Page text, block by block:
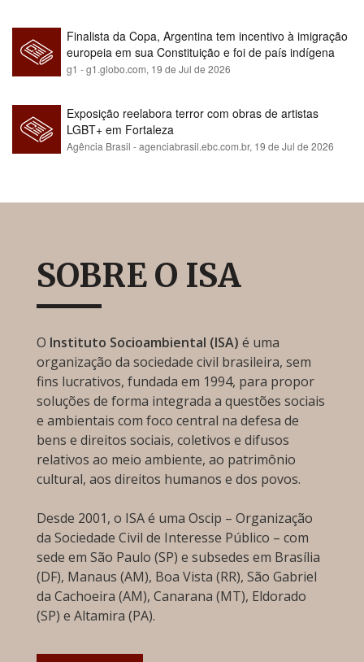
Finalista da Copa, Argentina tem incentivo à imigração
europeia em sua Constituição e foi de país indígena
para maioria branca
g1 - g1.globo.com, 19 de Jul de 2026
Exposição reelabora terror com obras de artistas
LGBT+ em Fortaleza
Agência Brasil - agenciabrasil.ebc.com.br, 19 de Jul de 2026
SOBRE O ISA
O Instituto Socioambiental (ISA) é uma
organização da sociedade civil brasileira, sem
fins lucrativos, fundada em 1994, para propor
soluções de forma integrada a questões sociais
e ambientais com foco central na defesa de
bens e direitos sociais, coletivos e difusos
relativos ao meio ambiente, ao patrimônio
cultural, aos direitos humanos e dos povos.
Desde 2001, o ISA é uma Oscip – Organização
da Sociedade Civil de Interesse Público – com
sede em São Paulo (SP) e subsedes em Brasília
(DF), Manaus (AM), Boa Vista (RR), São Gabriel
da Cachoeira (AM), Canarana (MT), Eldorado
(SP) e Altamira (PA).